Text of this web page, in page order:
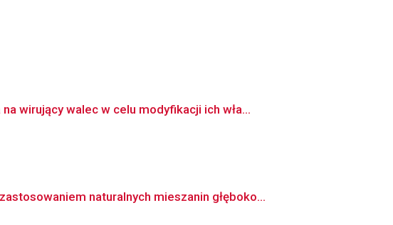
wirujący walec w celu modyfikacji ich wła...
naturalnych mieszanin głęboko...